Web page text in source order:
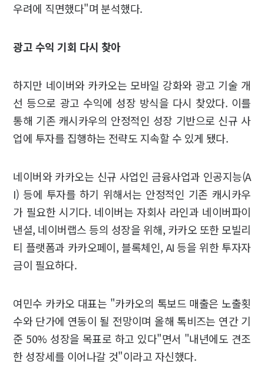
우려에 직면했다"며 분석했다.
광고 수익 기회 다시 찾아
하지만 네이버와 카카오는 모바일 강화와 광고 기술 개
선 등으로 광고 수익에 성장 방식을 다시 찾았다. 이를
통해 기존 캐시카우의 안정적인 성장 기반으로 신규 사
업에 투자를 집행하는 전략도 지속할 수 있게 됐다.
네이버와 카카오는 신규 사업인 금융사업과 인공지능(A
I) 등에 투자를 하기 위해서는 안정적인 기존 캐시카우
가 필요한 시기다. 네이버는 자회사 라인과 네이버파이
낸셜, 네이버랩스 등의 성장을 위해, 카카오 또한 모빌리
티 플랫폼과 카카오페이, 블록체인, AI 등을 위한 투자자
금이 필요하다.
여민수 카카오 대표는 "카카오의 톡보드 매출은 노출횟
수와 단가에 연동이 될 전망이며 올해 톡비즈는 연간 기
준 50% 성장을 목표로 하고 있다"면서 "내년에도 견조
한 성장세를 이어나갈 것"이라고 자신했다.